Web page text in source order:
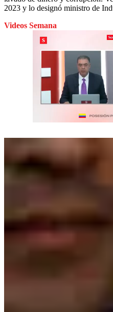
2023 y lo designó ministro de
Videos Semana